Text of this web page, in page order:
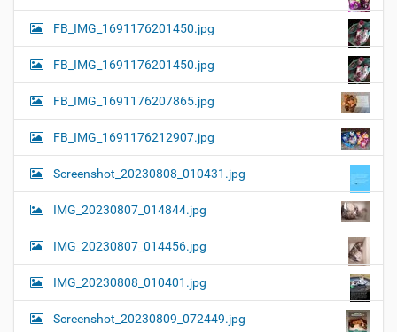
FB_IMG_1691176201450.jpg
FB_IMG_1691176201450.jpg
FB_IMG_1691176207865.jpg
FB_IMG_1691176212907.jpg
Screenshot_20230808_010431.jpg
IMG_20230807_014844.jpg
IMG_20230807_014456.jpg
IMG_20230808_010401.jpg
Screenshot_20230809_072449.jpg